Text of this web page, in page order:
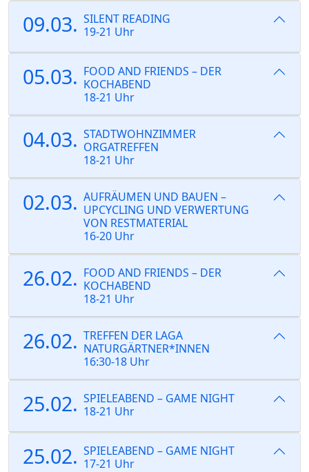
09.03. SILENT READING
19-21 Uhr
05.03. FOOD AND FRIENDS – DER
KOCHABEND
18-21 Uhr
04.03. STADTWOHNZIMMER
ORGATREFFEN
18-21 Uhr
02.03. AUFRÄUMEN UND BAUEN –
UPCYCLING UND VERWERTUNG
VON RESTMATERIAL
16-20 Uhr
26.02. FOOD AND FRIENDS – DER
KOCHABEND
18-21 Uhr
26.02. TREFFEN DER LAGA
NATURGÄRTNER*INNEN
16:30-18 Uhr
25.02. SPIELEABEND – GAME NIGHT
18-21 Uhr
25.02. SPIELEABEND – GAME NIGHT
17-21 Uhr